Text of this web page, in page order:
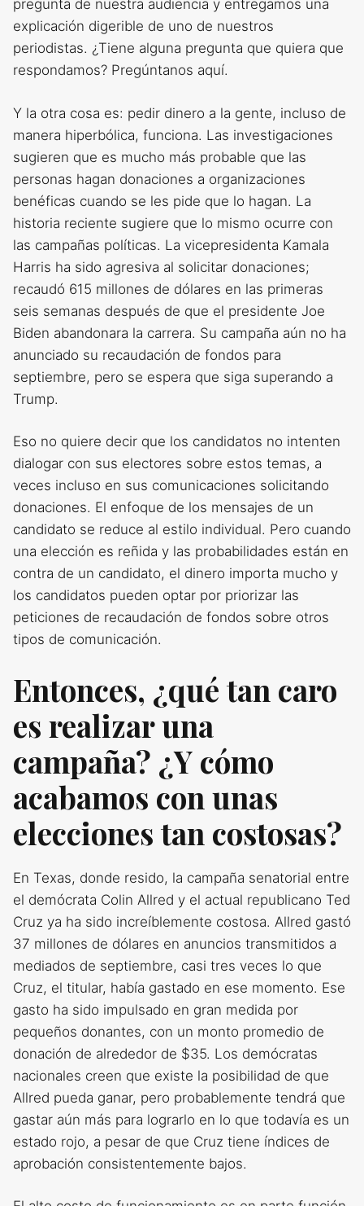
pregunta de nuestra audiencia y entregamos una
explicación digerible de uno de nuestros
periodistas. ¿Tiene alguna pregunta que quiera que
respondamos? Pregúntanos aquí.
Y la otra cosa es: pedir dinero a la gente, incluso de
manera hiperbólica, funciona. Las investigaciones
sugieren que es mucho más probable que las
personas hagan donaciones a organizaciones
benéficas cuando se les pide que lo hagan. La
historia reciente sugiere que lo mismo ocurre con
las campañas políticas. La vicepresidenta Kamala
Harris ha sido agresiva al solicitar donaciones;
recaudó 615 millones de dólares en las primeras
seis semanas después de que el presidente Joe
Biden abandonara la carrera. Su campaña aún no ha
anunciado su recaudación de fondos para
septiembre, pero se espera que siga superando a
Trump.
Eso no quiere decir que los candidatos no intenten
dialogar con sus electores sobre estos temas, a
veces incluso en sus comunicaciones solicitando
donaciones. El enfoque de los mensajes de un
candidato se reduce al estilo individual. Pero cuando
una elección es reñida y las probabilidades están en
contra de un candidato, el dinero importa mucho y
los candidatos pueden optar por priorizar las
peticiones de recaudación de fondos sobre otros
tipos de comunicación.
Entonces, ¿qué tan caro
es realizar una
campaña? ¿Y cómo
acabamos con unas
elecciones tan costosas?
En Texas, donde resido, la campaña senatorial entre
el demócrata Colin Allred y el actual republicano Ted
Cruz ya ha sido increíblemente costosa. Allred gastó
37 millones de dólares en anuncios transmitidos a
mediados de septiembre, casi tres veces lo que
Cruz, el titular, había gastado en ese momento. Ese
gasto ha sido impulsado en gran medida por
pequeños donantes, con un monto promedio de
donación de alrededor de $35. Los demócratas
nacionales creen que existe la posibilidad de que
Allred pueda ganar, pero probablemente tendrá que
gastar aún más para lograrlo en lo que todavía es un
estado rojo, a pesar de que Cruz tiene índices de
aprobación consistentemente bajos.